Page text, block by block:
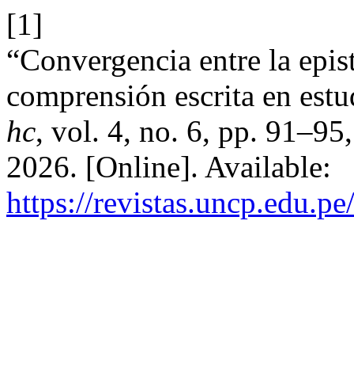
[1]
“Convergencia entre la
comprensión escrita en
hc, vol. 4, no. 6, pp.
2026. [Online]. Available:
https://